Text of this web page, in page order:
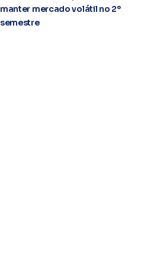
manter mercado volátil no 2º
semestre